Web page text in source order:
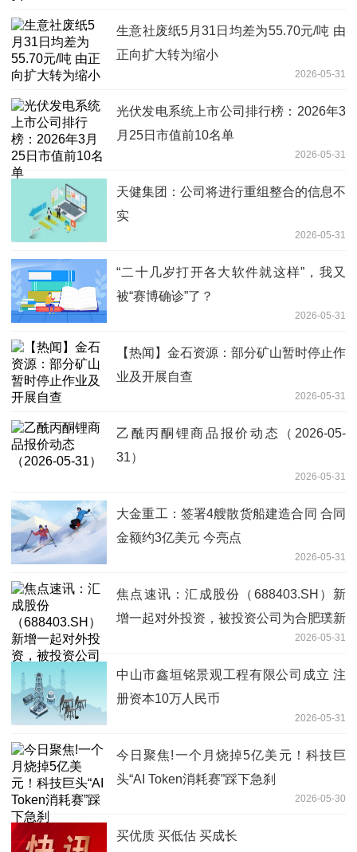
生意社废纸5月31日均差为55.70元/吨 由
正向扩大转为缩小
2026-05-31
光伏发电系统上市公司排行榜：2026年3
月25日市值前10名单
2026-05-31
天健集团：公司将进行重组整合的信息不
实
2026-05-31
“二十几岁打开各大软件就这样”，我又
被“赛博确诊”了？
2026-05-31
【热闻】金石资源：部分矿山暂时停止作
业及开展自查
2026-05-31
乙酰丙酮锂商品报价动态（2026-05-
31）
2026-05-31
大金重工：签署4艘散货船建造合同 合同
金额约3亿美元 今亮点
2026-05-31
焦点速讯：汇成股份（688403.SH）新
增一起对外投资，被投资公司为合肥璞新
股权投资基金合伙企业（有限合伙）2026-05-31
中山市鑫垣铭景观工程有限公司成立 注
册资本10万人民币
2026-05-31
今日聚焦!一个月烧掉5亿美元！科技巨
头“AI Token消耗赛”踩下急刹
2026-05-30
买优质 买低估 买成长